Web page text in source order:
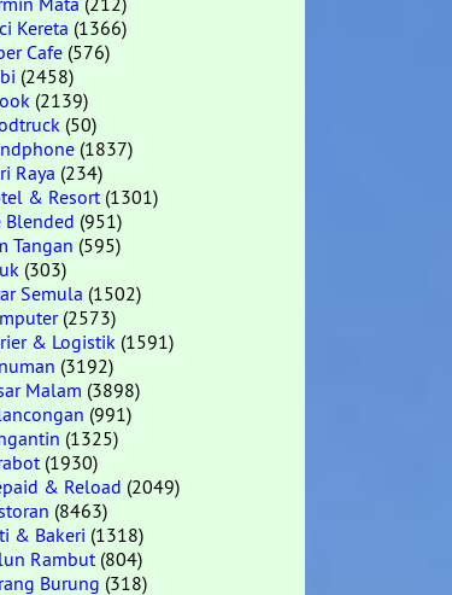
Kereta (1366)
Cafe (576)
(2458)
(2139)
(50)
(1837)
Raya (234)
& Resort(1301)
Blended (951)
Tangan (595)
(303)
Semula (1502)
(2573)
& Logistik (1591)
(3192)
Malam (3898)
(991)
(1325)
(1930)
& Reload (2049)
(8463)
& Bakeri (1318)
Rambut(804)
Burung (318)